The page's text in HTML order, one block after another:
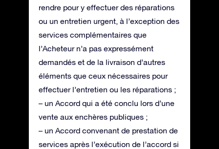
rendre pour y effectuer des réparations
ou un entretien urgent, à l’exception des
services complémentaires que
l’Acheteur n’a pas expressément
demandés et de la livraison d’autres
éléments que ceux nécessaires pour
effectuer l’entretien ou les réparations ;
– un Accord qui a été conclu lors d’une
vente aux enchères publiques ;
– un Accord convenant de prestation de
services après l’exécution de l’accord si